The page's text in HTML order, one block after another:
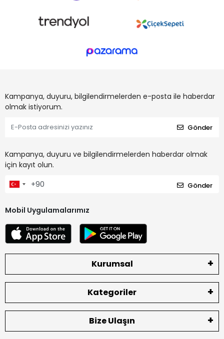
Kampanya, duyuru, bilgilendirmelerden e-posta ile haberdar
olmak istiyorum.
Gönder
Kampanya, duyuru ve bilgilendirmelerden haberdar olmak
için kayıt olun.
Gönder
Mobil Uygulamalarımız
Kurumsal
Kategoriler
Bize Ulaşın